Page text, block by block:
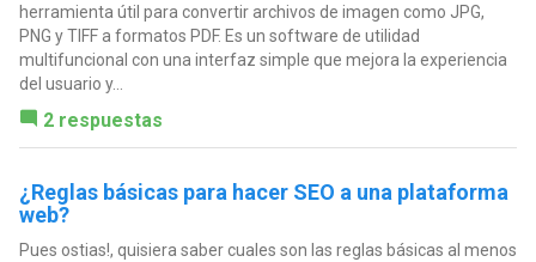
herramienta útil para convertir archivos de imagen como JPG,
PNG y TIFF a formatos PDF. Es un software de utilidad
multifuncional con una interfaz simple que mejora la experiencia
del usuario y...
2 respuestas
¿Reglas básicas para hacer SEO a una plataforma
web?
Pues ostias!, quisiera saber cuales son las reglas básicas al menos